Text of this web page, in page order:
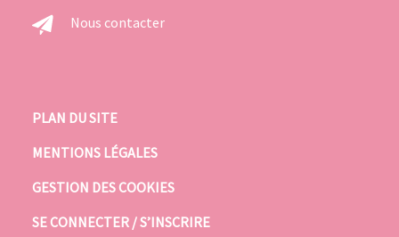
Nous contacter
PLAN DU SITE
MENTIONS LÉGALES
GESTION DES COOKIES
SE CONNECTER / S’INSCRIRE